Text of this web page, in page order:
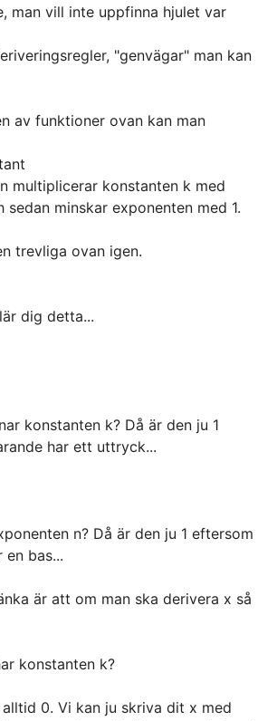
man vill inte uppfinna hjulet var
"genvägar" man kan
av funktioner ovan kan man
multiplicerar konstanten k med
sedan minskar exponenten med 1.
trevliga ovan igen.
dig detta...
konstanten k? Då är den ju 1
har ett uttryck...
n? Då är den ju 1 eftersom
bas...
är att om man ska derivera x så
konstanten k?
0. Vi kan ju skriva dit x med